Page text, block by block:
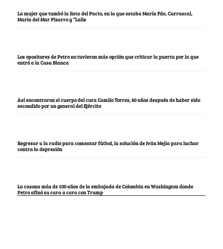
La mujer que tumbó la lista del Pacto, en la que estaba María Fda. Carrascal,
María del Mar Pizarro y “Lalis
Los opositores de Petro no tuvieron más opción que criticar la puerta por la que
entró a la Casa Blanca
Así encontraron el cuerpo del cura Camilo Torres, 60 años después de haber sido
escondido por un general del Ejército
Regresar a la radio para comentar fútbol, la solución de Iván Mejía para luchar
contra la depresión
La casona más de 100 años de la embajada de Colombia en Washington donde
Petro afinó su cara a cara con Trump